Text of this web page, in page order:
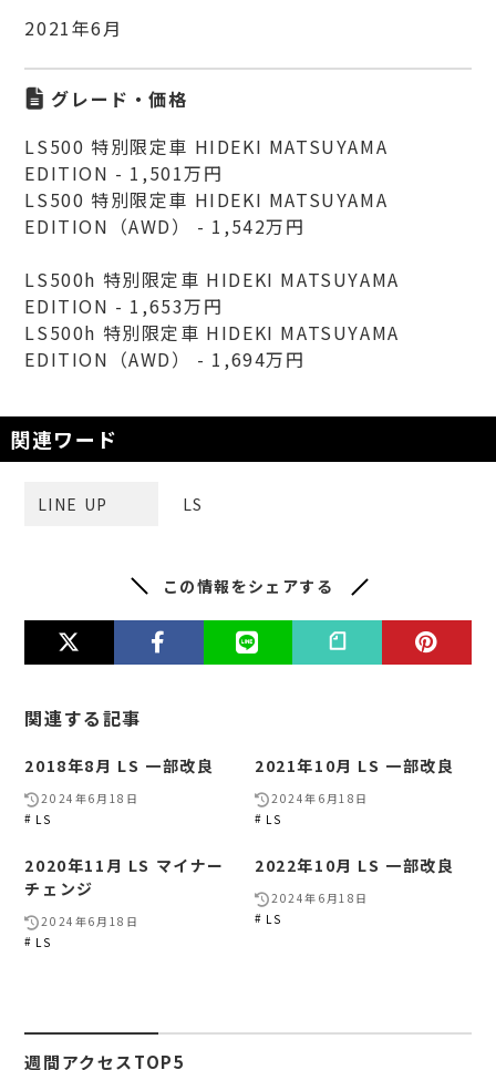
2021年6月
グレード・価格
LS500 特別限定車 HIDEKI MATSUYAMA
EDITION - 1,501万円
LS500 特別限定車 HIDEKI MATSUYAMA
EDITION（AWD） - 1,542万円
LS500h 特別限定車 HIDEKI MATSUYAMA
EDITION - 1,653万円
LS500h 特別限定車 HIDEKI MATSUYAMA
EDITION（AWD） - 1,694万円
関連ワード
LINE UP LS
この情報をシェアする
関連する記事
2018年8月 LS 一部改良
2024年6月18日
LS
2021年10月 LS 一部改良
2024年6月18日
LS
2020年11月 LS マイナー
チェンジ
2024年6月18日
LS
2022年10月 LS 一部改良
2024年6月18日
LS
週間アクセスTOP5